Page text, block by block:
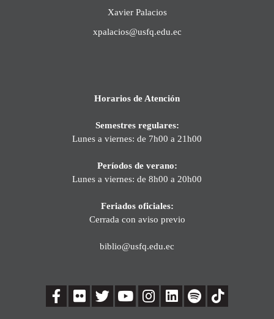
Xavier Palacios
xpalacios@usfq.edu.ec
Horarios de Atención
Semestres regulares:
Lunes a viernes: de 7h00 a 21h00
Períodos de verano:
Lunes a viernes: de 8h00 a 20h00
Feriados oficiales:
Cerrada con aviso previo
biblio@usfq.edu.ec